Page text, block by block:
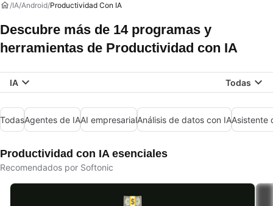
IA Android Productividad Con IA
Descubre más de 14 programas y
herramientas de Productividad con IA
IA Todas
TodasAgentes de IAAI empresarialAnálisis de datos con IAAsistente
Productividad con IA esenciales
Recomendados por Softonic